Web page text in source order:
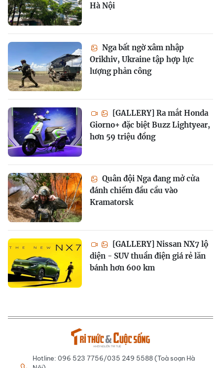
Hà Nội
Nga bất ngờ xâm nhập
Orikhiv, Ukraine tập hợp lực
lượng phản công
[GALLERY] Ra mắt Honda
Giorno+ đặc biệt Buzz Lightyear,
hơn 59 triệu đồng
Quân đội Nga đang mở cửa
đánh chiếm đầu cầu vào
Kramatorsk
[GALLERY] Nissan NX7 lộ
diện - SUV thuần điện giá rẻ lăn
bánh hơn 600 km
Hotline: 096 523 7756/035 249 5588 (Toà soạn Hà